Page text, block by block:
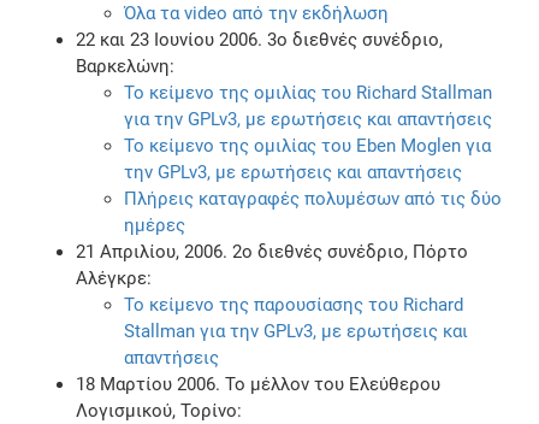
Όλα τα video από την εκδήλωση
22 και 23 Ιουνίου 2006. 3ο διεθνές συνέδριο,
Βαρκελώνη:
Το κείμενο της ομιλίας του Richard Stallman
για την GPLv3, με ερωτήσεις και απαντήσεις
Το κείμενο της ομιλίας του Eben Moglen για
την GPLv3, με ερωτήσεις και απαντήσεις
Πλήρεις καταγραφές πολυμέσων από τις δύο
ημέρες
21 Απριλίου, 2006. 2ο διεθνές συνέδριο, Πόρτο
Αλέγκρε:
Το κείμενο της παρουσίασης του Richard
Stallman για την GPLv3, με ερωτήσεις και
απαντήσεις
18 Μαρτίου 2006. Το μέλλον του Ελεύθερου
Λογισμικού, Τορίνο: